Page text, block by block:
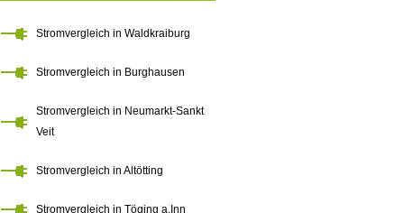
Stromvergleich in Waldkraiburg
Stromvergleich in Burghausen
Stromvergleich in Neumarkt-Sankt
Veit
Stromvergleich in Altötting
Stromvergleich in Töging a.Inn